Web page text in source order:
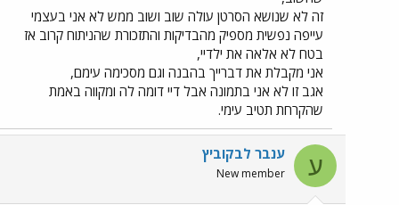
זה לא שנושא הסרטן עולה שוב ושוב ממש לא אני בעצמי
עייפה נפשית מספיק מהבדיקות והתזכורת שהניתוח קרוב אז
בטח לא אלאה את ילדיי,
אני מקבלת את דברייך בהבנה וגם מסכימה עימם,
אגב זו לא אני בתמונה אבל דיי דומה לה ומקווה באמת
שהקרחת תטיב עימי.
ע ענבר לבקוביץ
New member